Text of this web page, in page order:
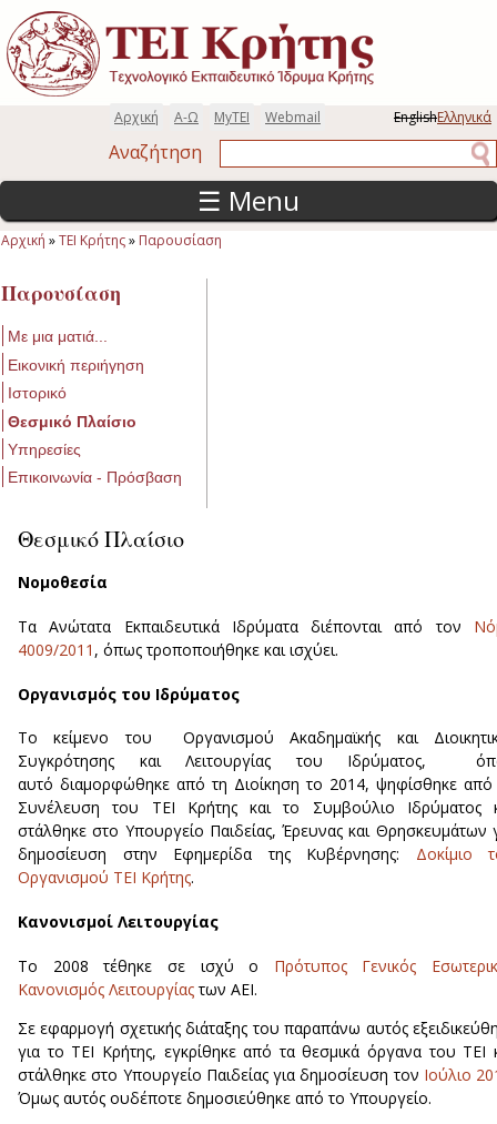
Παράκαμψη προς το κυρίως περιεχόμενο
EnglishΕλληνικά
Webmail
MyTEI
Α-Ω
Αρχική
Αναζήτηση
☰ Menu
Αρχική »ΤΕΙ Κρήτης» Παρουσίαση
Παρουσίαση
Με μια ματιά...
Εικονική περιήγηση
Ιστορικό
Θεσμικό Πλαίσιο
Υπηρεσίες
Επικοινωνία - Πρόσβαση
Θεσμικό Πλαίσιο
Νομοθεσία
Τα Ανώτατα Εκπαιδευτικά Ιδρύματα διέπονται από τον
4009/2011 , όπως τροποποιήθηκε και ισχύει.
Οργανισμός του Ιδρύματος
Το κείμενο του Οργανισμού Ακαδημαϊκής και
Συγκρότησης και Λειτουργίας του Ιδρύματος,
αυτό διαμορφώθηκε από τη Διοίκηση το 2014, ψηφίσθηκε από
Συνέλευση του ΤΕΙ Κρήτης και το Συμβούλιο Ιδρύματος
στάλθηκε στο Υπουργείο Παιδείας, Έρευνας και Θρησκευμάτων
δημοσίευση στην Εφημερίδα της Κυβέρνησης: Δοκίμιο
Οργανισμού ΤΕΙ Κρήτης.
Κανονισμοί Λειτουργίας
Το 2008 τέθηκε σε ισχύ ο Πρότυπος Γενικός
Κανονισμός Λειτουργίαςτων ΑΕΙ.
Σε εφαρμογή σχετικής διάταξης του παραπάνω αυτός
για το ΤΕΙ Κρήτης, εγκρίθηκε από τα θεσμικά όργανα του ΤΕΙ
στάλθηκε στο Υπουργείο Παιδείας για δημοσίευση τον Ιούλιο
Όμως αυτός ουδέποτε δημοσιεύθηκε από το Υπουργείο.